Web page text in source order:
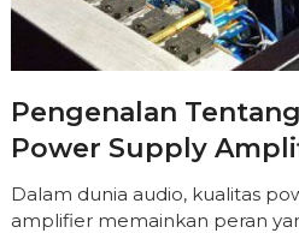
Pengenalan
Power Supply
Dalam dunia audio, kualitas
amplifier memainkan peran